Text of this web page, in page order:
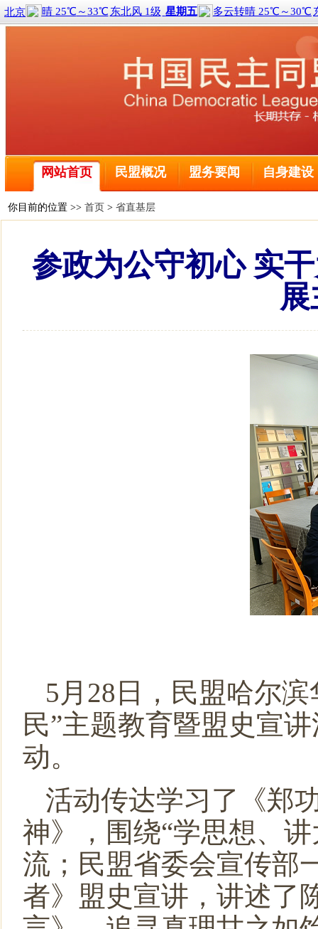
网站首页 民盟概况 盟务要闻 自身建设
喜报！2名黑龙江盟员荣获全国三八红旗手称号
全球前2%顶尖科学家榜单公布 民盟哈尔滨工程大学委
民盟哈尔滨工业大学委员会主委刘京获得国际建筑性能模
民盟黑龙江省委会主委钱福永当选黑龙江省政协副主席
民盟黑龙江省信息中心委员会主委陈霖任鸡西市副市长
民盟中央关于开展“不忘合作初心，继续携手前进”主题
民盟中央关于学习贯彻十三届全国人大二次会议和全国政
全球前2%顶尖科学家榜单公布 民盟哈尔滨工程大学委
民盟中央关于学习贯彻十四届全国人大二次会议和全国政
民盟中央关于学习贯彻十三届全国人大二次会议和全国政
你目前的位置 >> 首页 > 省直基层
参政为公守初心 实
5月28日，民盟哈尔
民”主题教育暨盟史宣
动。
活动传达学习了《郑
神》，围绕“学思想、
流；民盟省委会宣传
者》盟史宣讲，讲述了